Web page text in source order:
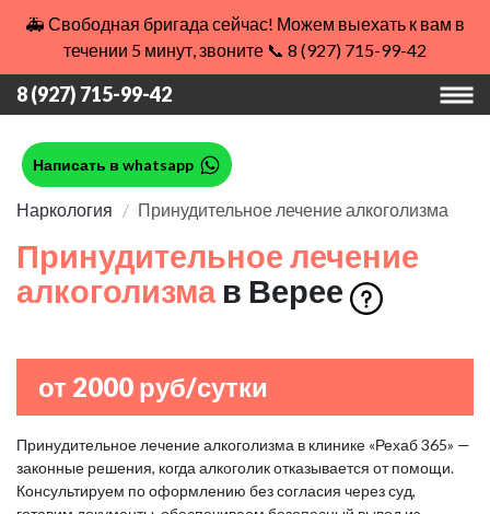
🚑 Свободная бригада сейчас! Можем выехать к вам в
течении 5 минут, звоните 📞 8 (927) 715-99-42
8 (927) 715-99-42
Написать в whatsapp
Наркология Принудительное лечение алкоголизма
Принудительное лечение
алкоголизма в Верее
от 2000 руб/сутки
Принудительное лечение алкоголизма в клинике «Рехаб 365» —
законные решения, когда алкоголик отказывается от помощи.
Консультируем по оформлению без согласия через суд,